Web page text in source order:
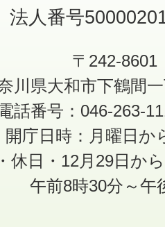
法人番号
〒242-8601
川県大和市下鶴間
話番号：046-263-
開庁日時：月曜日か
休日・12月29日か
午前8時30分～午